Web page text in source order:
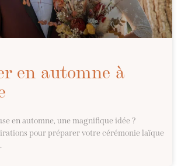
en automne à
en automne, une magnifique idée ?
pour préparer votre cérémonie laïque